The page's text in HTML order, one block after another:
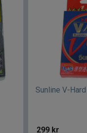
Sunline V-
299 kr